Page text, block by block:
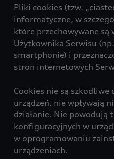
Pliki cookies (tzw.
informatyczne, w
które przechowywane są
Użytkownika Serwisu
smartphonie) i
stron internetowych
Cookies nie są szkodliwe
urządzeń, nie wpływają
działanie. Nie powodują
konfiguracyjnych w
w oprogramowaniu
urządzeniach.